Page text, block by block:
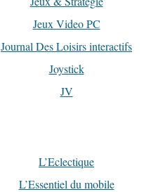
Jeux Video PC
Journal Des Loisirs interactifs
Joystick
JV
L’Eclectique
L’Essentiel du mobile